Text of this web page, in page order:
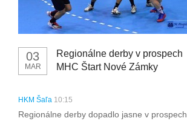
03
MAR
Regionálne derby v prospech
MHC Štart Nové Zámky
HKM Šaľa 10:15
Regionálne derby dopadlo jasne v prospech